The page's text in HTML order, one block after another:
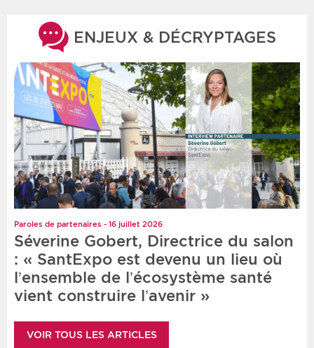
ENJEUX & DÉCRYPTAGES
Paroles de partenaires - 16 juillet 2026
Séverine Gobert, Directrice du salon
: « SantExpo est devenu un lieu où
l’ensemble de l’écosystème santé
vient construire l’avenir »
VOIR TOUS LES ARTICLES